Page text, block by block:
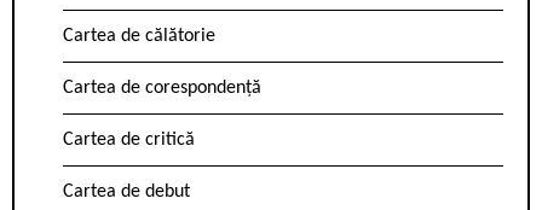
Cartea de călătorie
Cartea de corespondență
Cartea de critică
Cartea de debut